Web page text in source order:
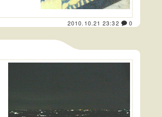
2010.10.21 23:32 0